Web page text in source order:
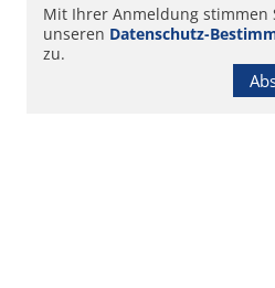
Mit Ihrer Anmeldung stimmen
unseren Datenschutz-
zu.